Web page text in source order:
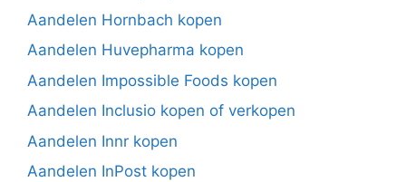
Aandelen Hornbach kopen
Aandelen Huvepharma kopen
Aandelen Impossible Foods kopen
Aandelen Inclusio kopen of verkopen
Aandelen Innr kopen
Aandelen InPost kopen